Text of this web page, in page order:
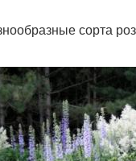
сорта